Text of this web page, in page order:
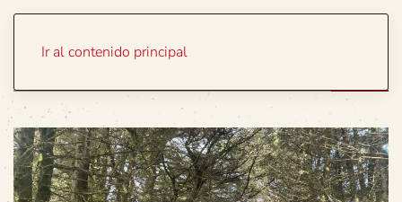
Ir al contenido principal